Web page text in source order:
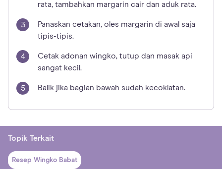
rata, tambahkan margarin cair dan aduk rata.
Panaskan cetakan, oles margarin di awal saja
tipis-tipis.
Cetak adonan wingko, tutup dan masak api
sangat kecil.
Balik jika bagian bawah sudah kecoklatan.
Topik Terkait
Resep Wingko Babat